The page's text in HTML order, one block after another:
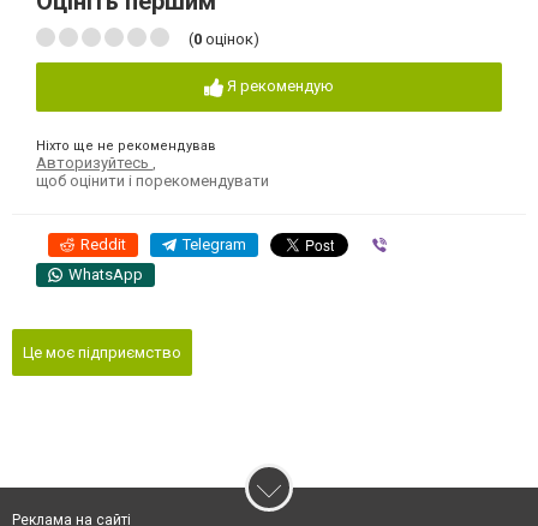
(0 оцінок)
Я рекомендую
Ніхто ще не рекомендував
Авторизуйтесь
щоб оцінити і порекомендувати
Reddit Telegram
WhatsApp
Це моє підприємство
Реклама на сайті